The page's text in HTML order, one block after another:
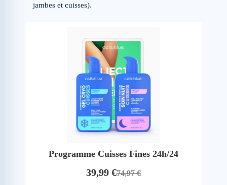
jambes et cuisses).
Programme Cuisses Fines 24h/24
39,99 €74,97 €